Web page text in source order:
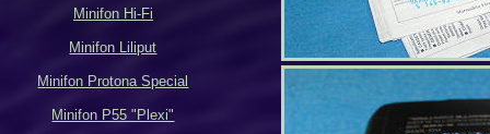
Minifon Hi-Fi
Minifon Liliput
Minifon Protona Special
Minifon P55 "Plexi"